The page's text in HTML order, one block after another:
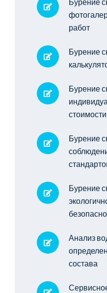
Бурение
работ
Бурение
Бурение
стоимости
Бурение
Бурение
Анализ
состава